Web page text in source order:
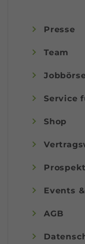
Presse
Team
Service
Shop
Events
AGB